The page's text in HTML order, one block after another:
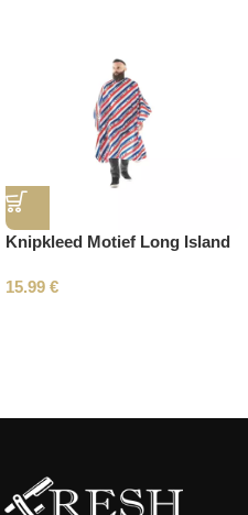
Knipkleed Motief Long Island
15.99 €